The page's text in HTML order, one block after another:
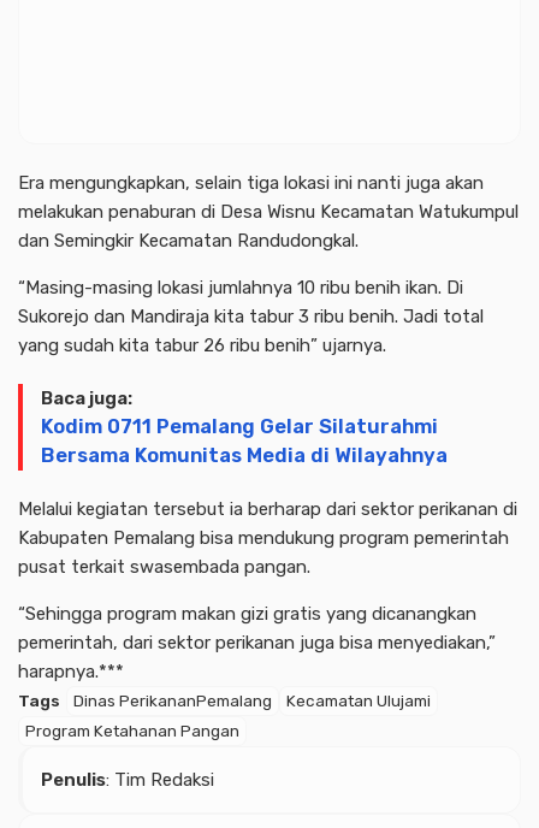
Era mengungkapkan, selain tiga lokasi ini nanti juga akan
melakukan penaburan di Desa Wisnu Kecamatan Watukumpul
dan Semingkir Kecamatan Randudongkal.
“Masing-masing lokasi jumlahnya 10 ribu benih ikan. Di
Sukorejo dan Mandiraja kita tabur 3 ribu benih. Jadi total
yang sudah kita tabur 26 ribu benih” ujarnya.
Baca juga:
Kodim 0711 Pemalang Gelar Silaturahmi
Bersama Komunitas Media di Wilayahnya
Melalui kegiatan tersebut ia berharap dari sektor perikanan di
Kabupaten Pemalang bisa mendukung program pemerintah
pusat terkait swasembada pangan.
“Sehingga program makan gizi gratis yang dicanangkan
pemerintah, dari sektor perikanan juga bisa menyediakan,”
harapnya.***
Tags Dinas PerikananPemalang
Kecamatan Ulujami
Program Ketahanan Pangan
Penulis: Tim Redaksi